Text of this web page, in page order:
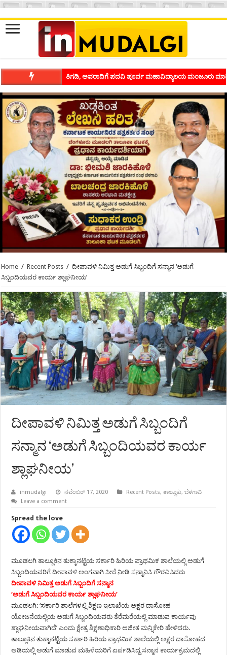
ಶಿವಾಪುರದಲ್ಲಿ ಕವಿಗೋಷ್ಠಿಯ ಸಂಭ್ರಮ ಭಾವನೆಗಳನ್ನು ಕಟ್ಟಿಕೊಡುವ
Home / Recent Posts / ದೀಪಾವಳಿ ನಿಮಿತ್ತ ಅಡುಗೆ ಸಿಬ್ಬಂದಿಗೆ ಸನ್ಮಾನ ‘ಅಡುಗೆ
ಸಿಬ್ಬಂದಿಯವರ ಕಾರ್ಯ ಶ್ಲಾಘನೀಯ’
ದೀಪಾವಳಿ ನಿಮಿತ್ತ ಅಡುಗೆ ಸಿಬ್ಬಂದಿಗೆ
ಸನ್ಮಾನ ‘ಅಡುಗೆ ಸಿಬ್ಬಂದಿಯವರ ಕಾರ್ಯ
ಶ್ಲಾಘನೀಯ’
inmudalgi ನವೆಂಬರ್ 17, 2020 Recent Posts,ತಾಲ್ಲೂಕು,ಬೆಳಗಾವಿ
Leave a comment
Spread the love
ಮೂಡಲಗಿ ತಾಲ್ಲೂಕಿನ ತುಕ್ಕಾನಟ್ಟಿಯ ಸರ್ಕಾರಿ ಹಿರಿಯ ಪ್ರಾಥಮಿಕ ಶಾಲೆಯಲ್ಲಿ ಅಡುಗೆ
ಸಿಬ್ಬಂದಿಯವರಿಗೆ ದೀಪಾವಳಿ ಅಂಗವಾಗಿ ಸೀರೆ ನೀಡಿ ಸನ್ಮಾನಿಸಿ ಗೌರವಿಸಿದರು
ದೀಪಾವಳಿ ನಿಮಿತ್ತ ಅಡುಗೆ ಸಿಬ್ಬಂದಿಗೆ ಸನ್ಮಾನ
‘ಅಡುಗೆ ಸಿಬ್ಬಂದಿಯವರ ಕಾರ್ಯ ಶ್ಲಾಘನೀಯ’
ಮೂಡಲಗಿ: ‘ಸರ್ಕಾರಿ ಶಾಲೆಗಳಲ್ಲಿ ಶಿಕ್ಷಣ ಇಲಾಖೆಯ ಅಕ್ಷರ ದಾಸೋಹ
ಯೋಜನೆಯಲ್ಲಿಯ ಅಡುಗೆ ಸಿಬ್ಬಂದಿಯವರು ತೆರೆಮರೆಯಲ್ಲಿ ಮಾಡುವ ಕಾರ್ಯವು
ಶ್ಲಾಘನೀಯವಾಗಿದೆ’ ಎಂದು ಕ್ಷೇತ್ರ ಶಿಕ್ಷಣಾಧಿಕಾರಿ ಅಜೀತ ಮನ್ನಿಕೇರಿ ಹೇಳಿದರು.
ತಾಲ್ಲೂಕಿನ ತುಕ್ಕಾನಟ್ಟಿಯ ಸರ್ಕಾರಿ ಹಿರಿಯ ಪ್ರಾಥಮಿಕ ಶಾಲೆಯಲ್ಲಿ ಅಕ್ಷರ ದಾಸೋಹದ
ಅಡಿಯಲ್ಲಿ ಅಡುಗೆ ಮಾಡುವ ಮಹಿಳೆಯರಿಗೆ ಏರ್ಪಡಿಸಿದ್ದ ಸನ್ಮಾನ ಕಾರ್ಯಕ್ರಮದಲ್ಲಿ